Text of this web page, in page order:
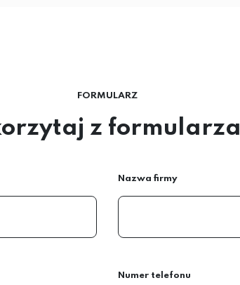
FORMULARZ
z formularza
Nazwa firmy
Numer telefonu